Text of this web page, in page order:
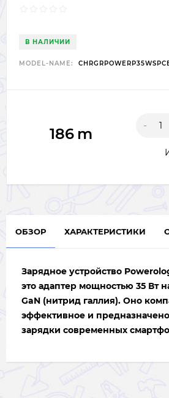
В НАЛИЧИИ
MODEL-NAME:
186 m -
ОБЗОР ХАРАКТЕРИСТИКИ
Зарядное устройство
это адаптер мощностью 35 Вт
GaN (нитрид галлия). Оно
эффективное и
зарядки современных